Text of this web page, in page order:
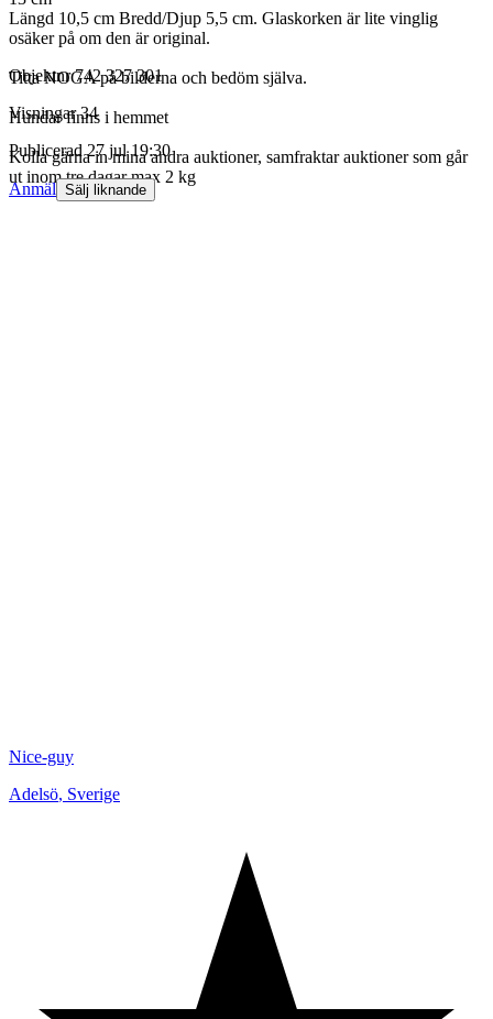
Längd 10,5 cm Bredd/Djup 5,5 cm. Glaskorken är lite vinglig
osäker på om den är original.
Titta NOGA på bilderna och bedöm själva.
Hundar finns i hemmet
Kolla gärna in mina andra auktioner, samfraktar auktioner som går
ut inom tre dagar max 2 kg
Objektnr 742 327 301
Visningar 34
Publicerad 27 jul 19:30
Anmäl Sälj liknande
Nice-guy
Adelsö, Sverige